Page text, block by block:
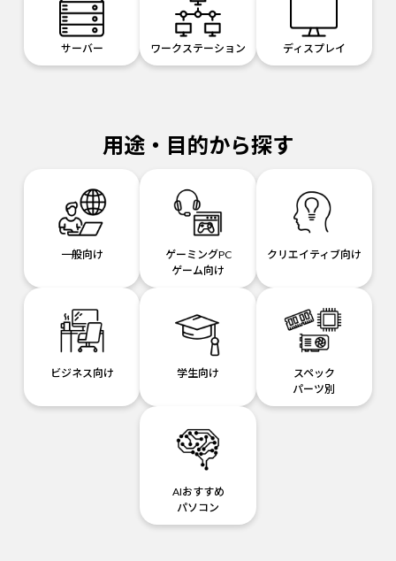
サーバー ワークステーション ディスプレイ
用途・目的から探す
一般向け
ゲーミングPC
ゲーム向け
クリエイティブ向け
ビジネス向け 学生向け
スペック
パーツ別
AIおすすめ
パソコン